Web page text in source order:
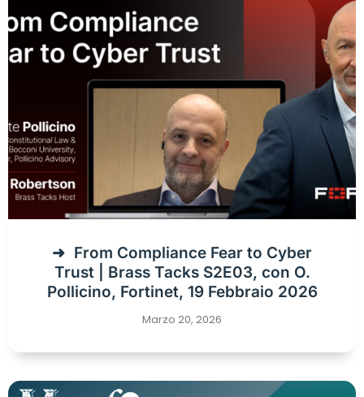
From Compliance Fear to Cyber
Trust | Brass Tacks S2E03, con O.
Pollicino, Fortinet, 19 Febbraio 2026
Marzo 20, 2026